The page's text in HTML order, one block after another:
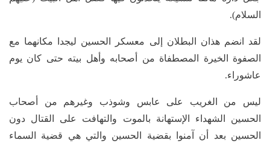
السلام).
لقد انضم هذان البطلان إلى معسكر الحسين ليجدا مكانهما مع
الصفوة الخيرة المصطفاة من أصحابه وأهل بيته حتى كان يوم
عاشوراء.
ليس من الغريب على عابس وشوذب وغيرهم من أصحاب
الحسين الشهداء الإستهانة بالموت والتهافت على القتال دون
الحسين بعد أن آمنوا بقضية الحسين والتي هي قضية السماء